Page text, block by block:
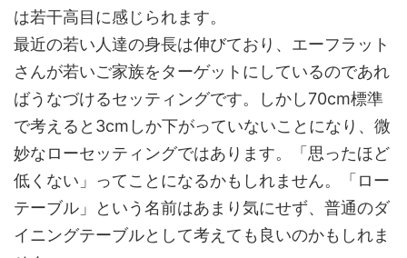
は若干高目に感じられます。
最近の若い人達の身長は伸びており、エーフラット
さんが若いご家族をターゲットにしているのであれ
ばうなづけるセッティングです。しかし70cm標準
で考えると3cmしか下がっていないことになり、微
妙なローセッティングではあります。「思ったほど
低くない」ってことになるかもしれません。「ロー
テーブル」という名前はあまり気にせず、普通のダ
イニングテーブルとして考えても良いのかもしれま